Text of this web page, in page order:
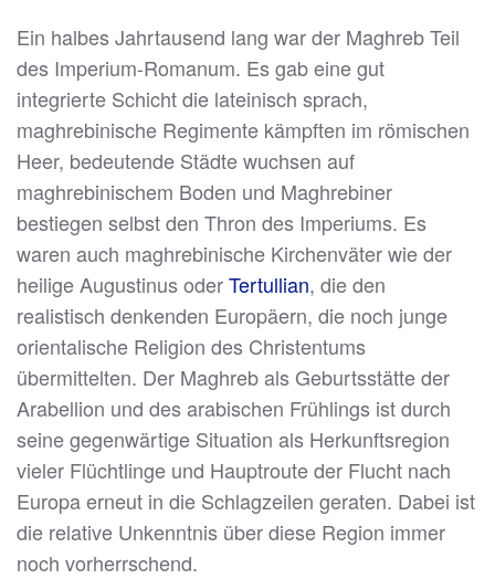
Ein halbes Jahrtausend lang war der Maghreb Teil
des Imperium-Romanum. Es gab eine gut
integrierte Schicht die lateinisch sprach,
maghrebinische Regimente kämpften im römischen
Heer, bedeutende Städte wuchsen auf
maghrebinischem Boden und Maghrebiner
bestiegen selbst den Thron des Imperiums. Es
waren auch maghrebinische Kirchenväter wie der
heilige Augustinus oderTertullian, die den
realistisch denkenden Europäern, die noch junge
orientalische Religion des Christentums
übermittelten. Der Maghreb als Geburtsstätte der
Arabellion und des arabischen Frühlings ist durch
seine gegenwärtige Situation als Herkunftsregion
vieler Flüchtlinge und Hauptroute der Flucht nach
Europa erneut in die Schlagzeilen geraten. Dabei ist
die relative Unkenntnis über diese Region immer
noch vorherrschend.